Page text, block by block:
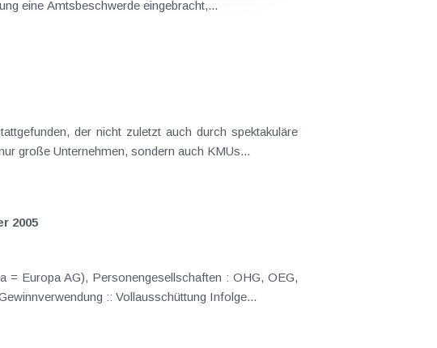
abzugsfähige Betriebsausgaben qualifiziert hat. Gegen diese Entscheidung hat die Finanzverwaltung eine Amtsbeschwerde eingebracht,...
der nicht zuletzt auch durch spektakuläre
große Unternehmen, sondern auch KMUs...
2005
KG, KEG, GesnbR, Atypische Stille Ges, GesmbH & Co KG, AG & Co KG. Besteuerung je nach Gewinnverwendung :: Vollausschüttung Infolge...